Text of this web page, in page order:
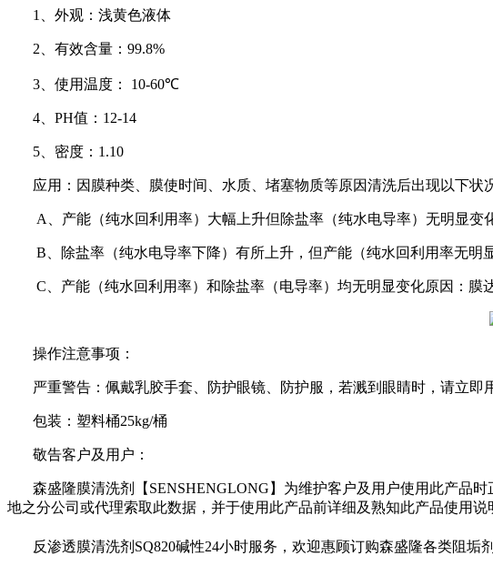
1 、外观：浅黄色液体
2 、有效含量： 99.8%
3 、使用温度： 10-60℃
4 PH值： 12-14
5 、密度： 1.10
应用：因膜种类、膜使时间、水质、堵塞物质等原因清洗后出现以下状
A 、产能（纯水回利用率）大幅上升但除盐率（纯水电导率）无明显变
B 、除盐率（纯水电导率下降）有所上升，但产能（纯水回利用率无明
C 、产能（纯水回利用率）和除盐率（电导率）均无明显变化原因：
操作注意事项：
严重警告：佩戴乳胶手套、防护眼镜、防护服，若溅到眼睛时，请立
包装：塑料桶25kg/桶
敬告客户及用户：
森盛隆膜清洗剂【 SENSHENGLONG 】为维护客户及用户使用此产品
地之分公司或代理索取此数据，并于使用此产品前详细及熟知此产品使用
反渗透膜清洗剂SQ820碱性24小时服务，欢迎惠顾订购森盛隆各类阻垢